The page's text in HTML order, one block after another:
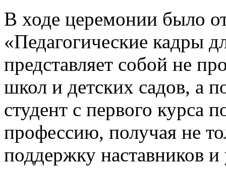
В ходе церемонии было
«Педагогические кадры
представляет собой не
школ и детских садов, а
студент с первого курса
профессию, получая не
поддержку наставников